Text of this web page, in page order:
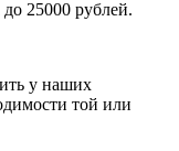
25000 рублей.
у наших
той или